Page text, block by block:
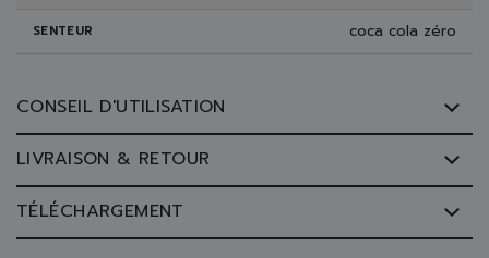
SENTEUR coca cola zéro
CONSEIL D'UTILISATION
LIVRAISON & RETOUR
TÉLÉCHARGEMENT